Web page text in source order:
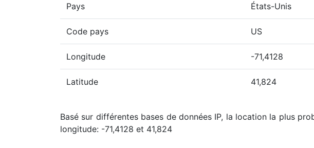
Pays États-Unis
Code pays US
Longitude -71,4128
Latitude 41,824
Basé sur différentes bases de données IP, la location la plus
longitude: -71,4128 et 41,824